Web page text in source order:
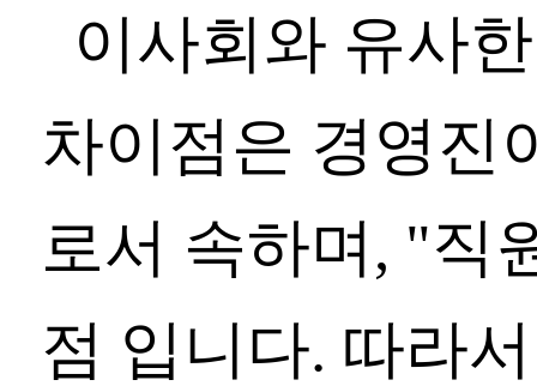
이사회와 유사
차이점은 경영진
로서 속하며, "직
점 입니다. 따라